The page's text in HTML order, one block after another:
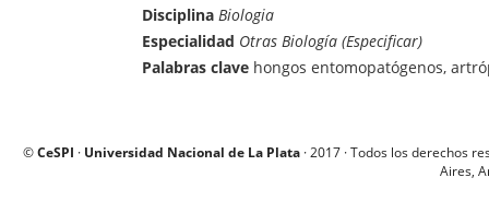
Disciplina Biologia
Especialidad Otras Biología (Especificar)
Palabras clave hongos entomopatógenos,
©CeSPI · Universidad Nacional de La Plata · 2017 · Todos los derechos
Aires,